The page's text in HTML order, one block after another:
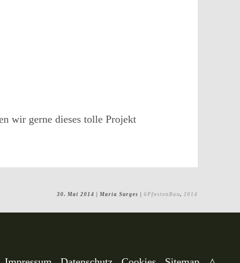
wir gerne dieses tolle Projekt
30. Mai 2014 | Maria Surges | 6PfostenBau, 2014